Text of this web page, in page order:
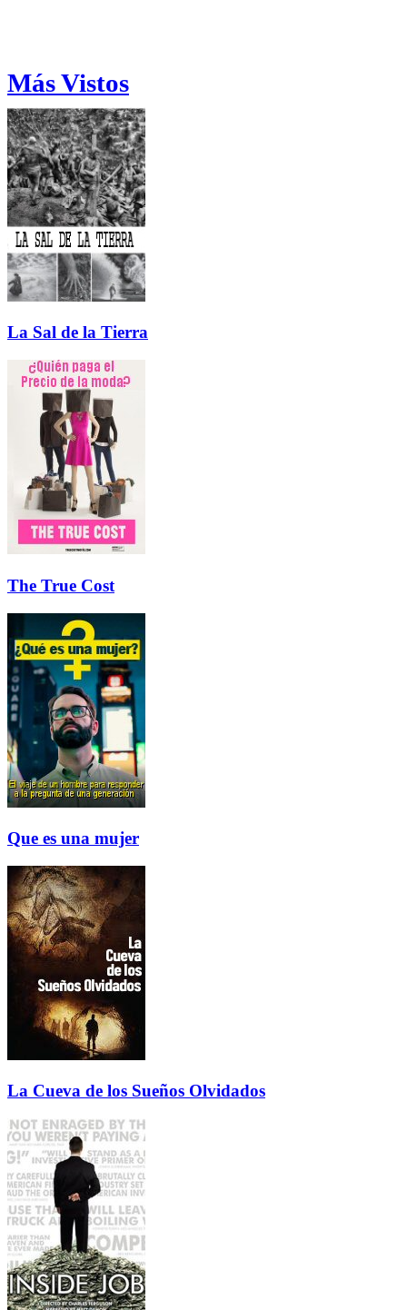
Más Vistos
La Sal de la Tierra
The True Cost
Que es una mujer
La Cueva de los Sueños Olvidados